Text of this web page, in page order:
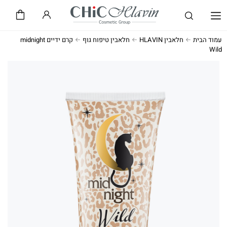
עמוד הבית חלאבין HLAVIN חלאבין טיפוח גוף
קרם ידיים midnight
Wild